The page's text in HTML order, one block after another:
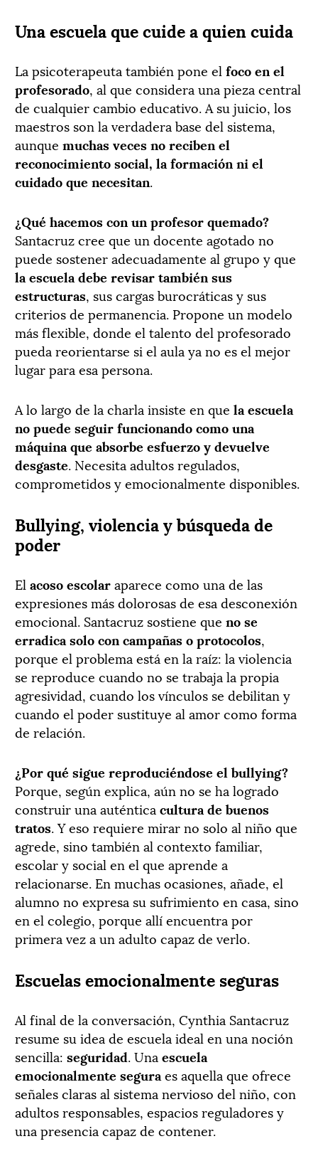
Una escuela que cuide a quien cuida
La psicoterapeuta también pone el foco en el
profesorado, al que considera una pieza central
de cualquier cambio educativo. A su juicio, los
maestros son la verdadera base del sistema,
aunque muchas veces no reciben el
reconocimiento social, la formación ni el
cuidado que necesitan.
¿Qué hacemos con un profesor quemado?
Santacruz cree que un docente agotado no
puede sostener adecuadamente al grupo y que
la escuela debe revisar también sus
estructuras, sus cargas burocráticas y sus
criterios de permanencia. Propone un modelo
más flexible, donde el talento del profesorado
pueda reorientarse si el aula ya no es el mejor
lugar para esa persona.
A lo largo de la charla insiste en que la escuela
no puede seguir funcionando como una
máquina que absorbe esfuerzo y devuelve
desgaste. Necesita adultos regulados,
comprometidos y emocionalmente disponibles.
Bullying, violencia y búsqueda de
poder
El acoso escolaraparece como una de las
expresiones más dolorosas de esa desconexión
emocional. Santacruz sostiene que no se
erradica solo con campañas o protocolos,
porque el problema está en la raíz: la violencia
se reproduce cuando no se trabaja la propia
agresividad, cuando los vínculos se debilitan y
cuando el poder sustituye al amor como forma
de relación.
¿Por qué sigue reproduciéndose el bullying?
Porque, según explica, aún no se ha logrado
construir una auténtica cultura de buenos
tratos. Y eso requiere mirar no solo al niño que
agrede, sino también al contexto familiar,
escolar y social en el que aprende a
relacionarse. En muchas ocasiones, añade, el
alumno no expresa su sufrimiento en casa, sino
en el colegio, porque allí encuentra por
primera vez a un adulto capaz de verlo.
Escuelas emocionalmente seguras
Al final de la conversación, Cynthia Santacruz
resume su idea de escuela ideal en una noción
sencilla: seguridad. Una escuela
emocionalmente segura es aquella que ofrece
señales claras al sistema nervioso del niño, con
adultos responsables, espacios reguladores y
una presencia capaz de contener.